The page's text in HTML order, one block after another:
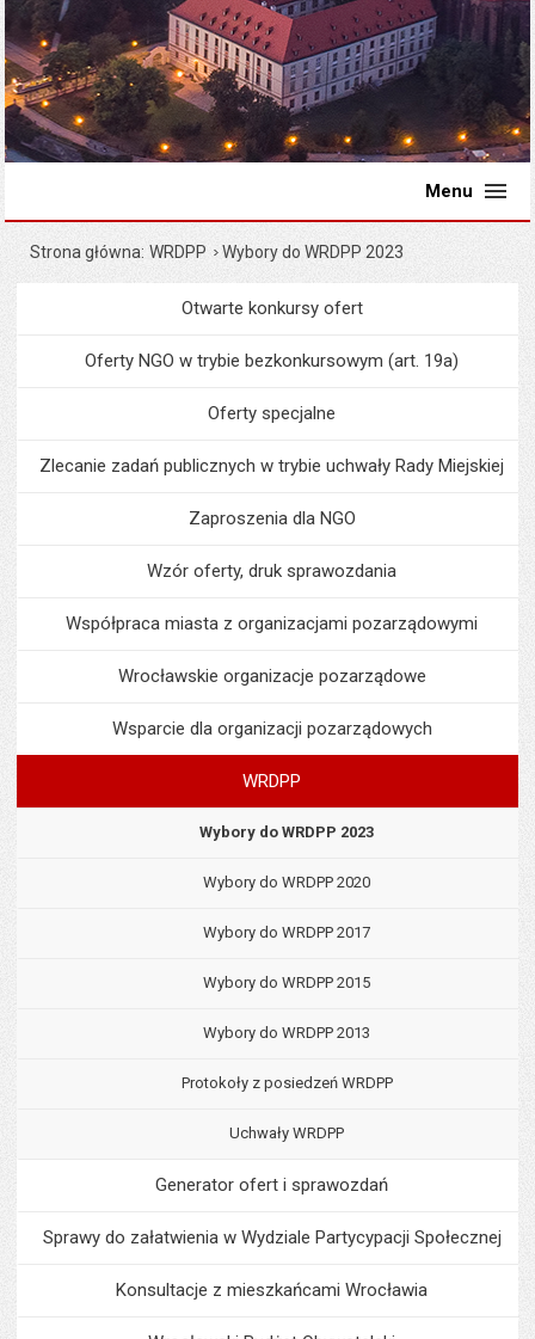
Menu
Strona główna WRDPP Wybory do WRDPP 2023
MenuOrganizacje pozarządowe
Otwarte konkursy ofert
Oferty NGO w trybie bezkonkursowym (art. 19a)
Oferty specjalne
Zlecanie zadań publicznych w trybie uchwały Rady Miejskiej
Zaproszenia dla NGO
Wzór oferty, druk sprawozdania
Współpraca miasta z organizacjami pozarządowymi
Wrocławskie organizacje pozarządowe
Wsparcie dla organizacji pozarządowych
WRDPP
Wybory do WRDPP 2023
Wybory do WRDPP 2020
Wybory do WRDPP 2017
Wybory do WRDPP 2015
Wybory do WRDPP 2013
Protokoły z posiedzeń WRDPP
Uchwały WRDPP
Generator ofert i sprawozdań
Sprawy do załatwienia w Wydziale Partycypacji Społecznej
Konsultacje z mieszkańcami Wrocławia